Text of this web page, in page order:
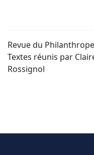
Revue du
Textes réunis par
Rossignol